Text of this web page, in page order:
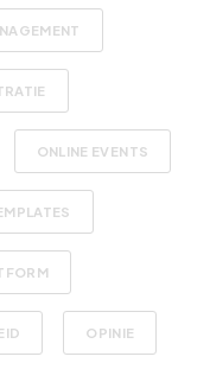
ONLINE EVENTS
OPINIE